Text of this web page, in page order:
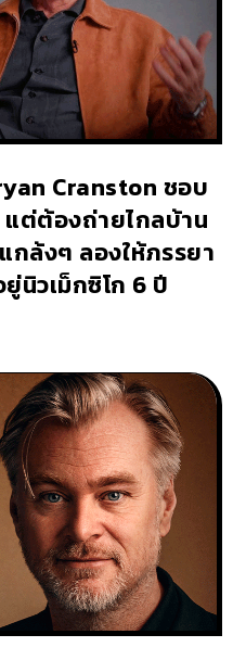
Cranston ชอบ
ต่ต้องถ่ายไกลบ้าน
กล้งๆ ลองให้ภรรยา
นิวเม็กซิโก 6 ปี